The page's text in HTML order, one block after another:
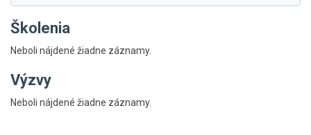
stránky
Školenia
Neboli nájdené žiadne záznamy.
Výzvy
Neboli nájdené žiadne záznamy.